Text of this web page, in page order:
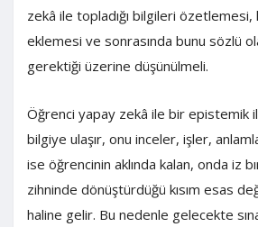
zekâ ile topladığı bilgileri özetlemesi,
eklemesi ve sonrasında bunu sözlü
gerektiği üzerine düşünülmeli.
Öğrenci yapay zekâ ile bir epistemik
bilgiye ulaşır, onu inceler, işler,
ise öğrencinin aklında kalan, onda iz
zihninde dönüştürdüğü kısım esas
haline gelir. Bu nedenle gelecekte